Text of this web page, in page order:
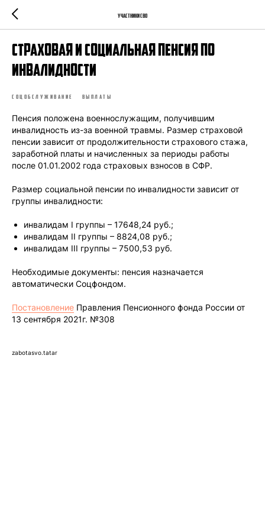
Участники СВО
Страховая и социальная пенсия по
инвалидности
СОЦОБСЛУЖИВАНИЕ ВЫПЛАТЫ
Пенсия положена военнослужащим, получившим
инвалидность из-за военной травмы. Размер страховой
пенсии зависит от продолжительности страхового стажа,
заработной платы и начисленных за периоды работы
после 01.01.2002 года страховых взносов в СФР.
Размер социальной пенсии по инвалидности зависит от
группы инвалидности:
инвалидам I группы – 17648,24 руб.;
инвалидам II группы – 8824,08 руб.;
инвалидам III группы – 7500,53 руб.
Необходимые документы: пенсия назначается
автоматически Соцфондом.
Постановление Правления Пенсионного фонда России от
13 сентября 2021г. №308
zabotasvo.tatar